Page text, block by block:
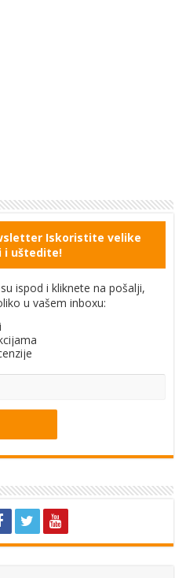
Iskoristite velike
i uštedite!
ispod i kliknete na pošalji,
u vašem inboxu: